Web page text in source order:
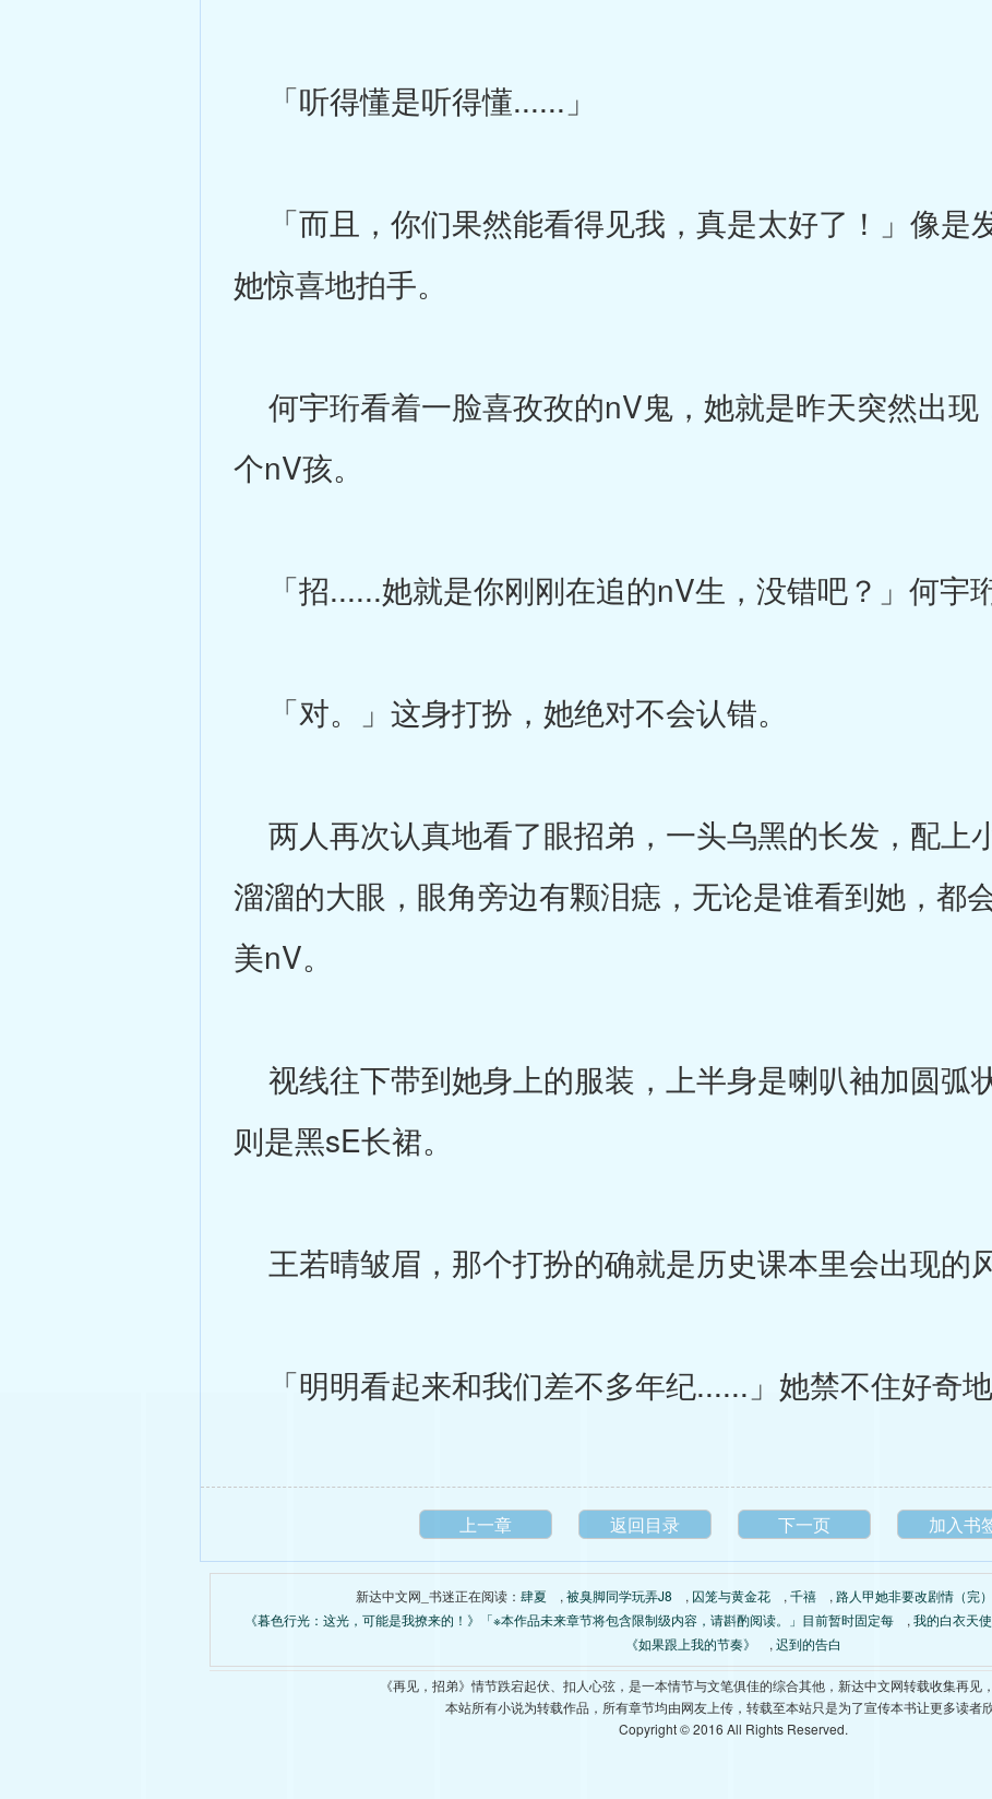
「听得懂是听得懂......」
「而且，你们果然能看得见我，真是太好了！」像是
她惊喜地拍手。
何宇珩看着一脸喜孜孜的nV鬼，她就是昨天突然出现
个nV孩。
「招......她就是你刚刚在追的nV生，没错吧？」何宇
「对。」这身打扮，她绝对不会认错。
两人再次认真地看了眼招弟，一头乌黑的长发，配上
溜溜的大眼，眼角旁边有颗泪痣，无论是谁看到她，都
美nV。
视线往下带到她身上的服装，上半身是喇叭袖加圆弧
则是黑sE长裙。
王若晴皱眉，那个打扮的确就是历史课本里会出现的
「明明看起来和我们差不多年纪......」她禁不住好奇
上一章 返回目录 下一页 加入书
新达中文网_书迷正在阅读： 肆夏 , 被臭脚同学玩弄J8 , 囚笼与黄金花 , 千禧 , 路人甲她非要改剧情（完）
《暮色行光：这光，可能是我撩来的！》「※本作品未来章节将包含限制级内容，请斟酌阅读。」目前暂时固定每
, 我的白衣天使
《如果跟上我的节奏》
, 迟到的告白
《再见，招弟》情节跌宕起伏、扣人心弦，是一本情节与文笔俱佳的综合其他，新达中文网转载收集再见
本站所有小说为转载作品，所有章节均由网友上传，转载至本站只是为了宣传本书让更多读者欣
Copyright © 2016 All Rights Reserved.